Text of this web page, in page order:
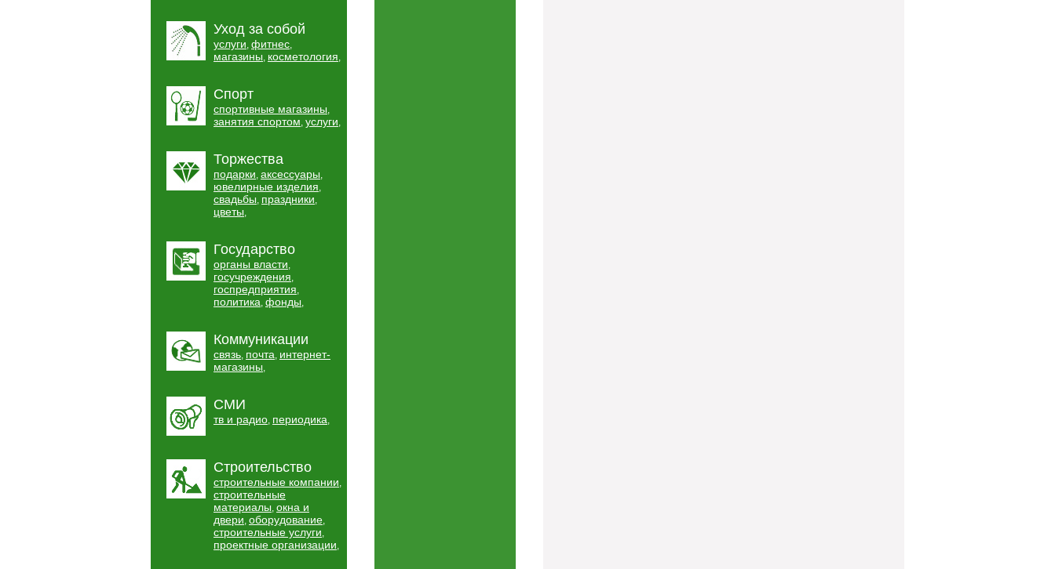
Уход за собой
услуги, фитнес,
магазины, косметология,
Спорт
спортивные магазины,
занятия спортом, услуги,
Торжества
подарки, аксессуары,
ювелирные изделия,
свадьбы, праздники,
цветы,
Государство
органы власти,
госучреждения,
госпредприятия,
политика, фонды,
Коммуникации
связь, почта, интернет-
магазины,
СМИ
тв и радио, периодика,
Строительство
строительные компании,
строительные
материалы, окна и
двери, оборудование,
строительные услуги,
проектные организации,